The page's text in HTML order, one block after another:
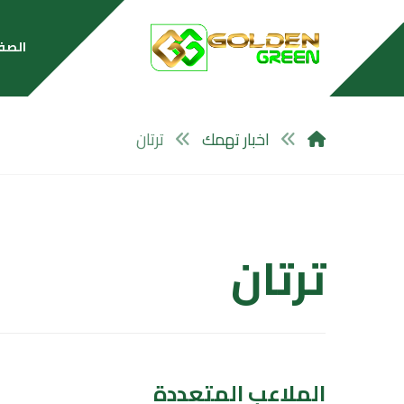
اخبار تهمك ترتان
ترتان
الملاعب المتعددة